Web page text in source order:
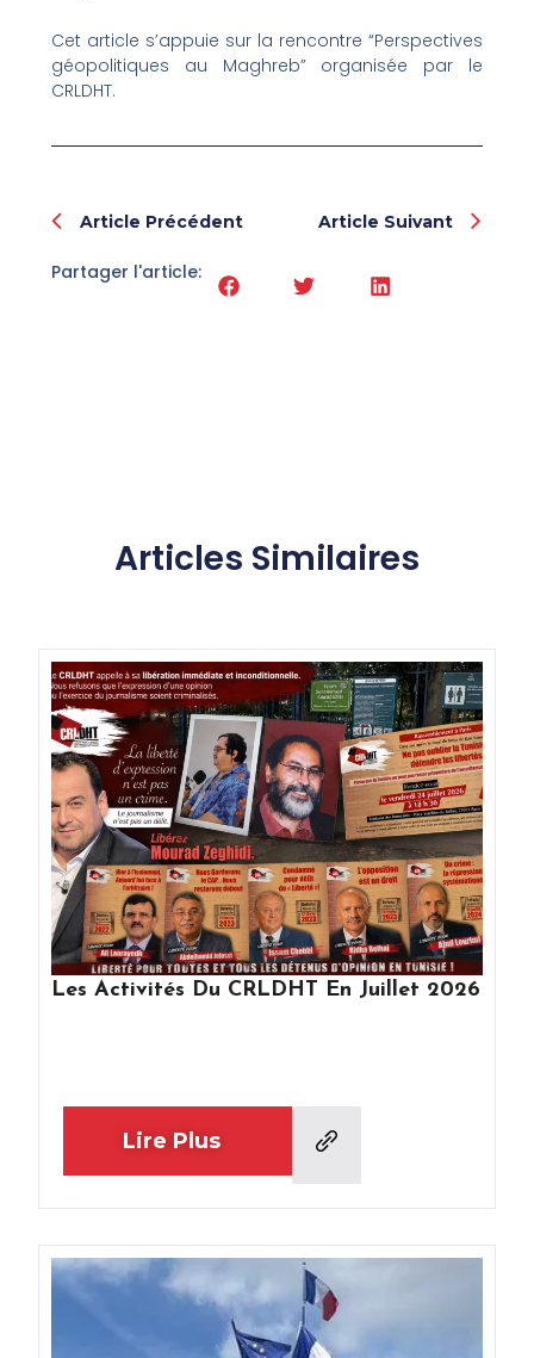
Cet article s’appuie sur la rencontre “Perspectives
géopolitiques au Maghreb” organisée par le
CRLDHT.
Prev
Article Précédent Article Suivant
Partager l'article:
Articles Similaires
Les Activités Du CRLDHT En Juillet 2026
Lire Plus